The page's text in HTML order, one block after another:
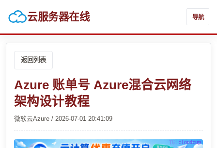
云服务器在线 导航
返回列表
Azure 账单号 Azure混合云网络
架构设计教程
微软云Azure / 2026-07-01 20:41:09